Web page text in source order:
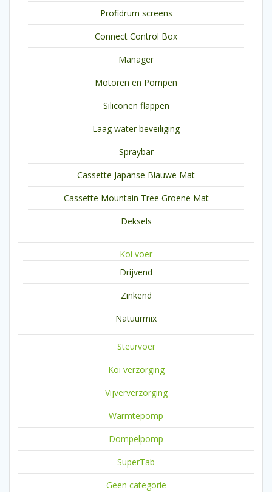
Profidrum screens
Connect Control Box
Manager
Motoren en Pompen
Siliconen flappen
Laag water beveiliging
Spraybar
Cassette Japanse Blauwe Mat
Cassette Mountain Tree Groene Mat
Deksels
Koi voer
Drijvend
Zinkend
Natuurmix
Steurvoer
Koi verzorging
Vijververzorging
Warmtepomp
Dompelpomp
SuperTab
Geen categorie